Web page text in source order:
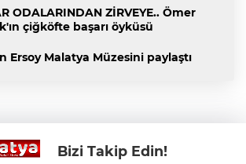
ODALARINDAN ZİRVEYE.. Ömer
çiğköfte başarı öyküsü
Ersoy Malatya Müzesini paylaştı
Bizi Takip Edin!